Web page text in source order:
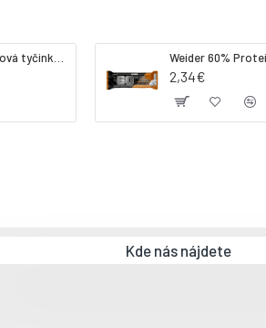
2,34€
Kde nás nájdete